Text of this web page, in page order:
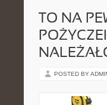
TO NA
POSTED BY